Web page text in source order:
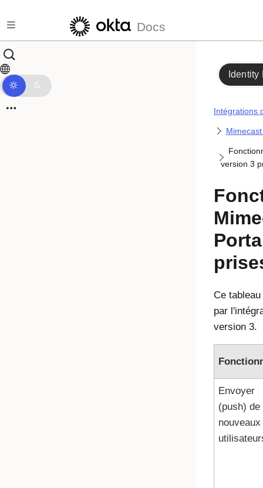
Docs
Identity
Intégrations
version 3
Ce
par
version 3.
Envoyer
(push) de
nouveaux